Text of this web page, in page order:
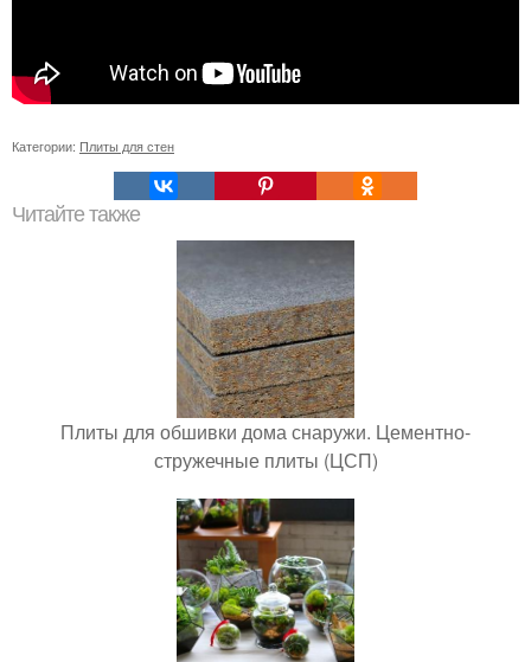
Категории: Плиты для стен
Читайте также
Плиты для обшивки дома снаружи. Цементно-
стружечные плиты (ЦСП)